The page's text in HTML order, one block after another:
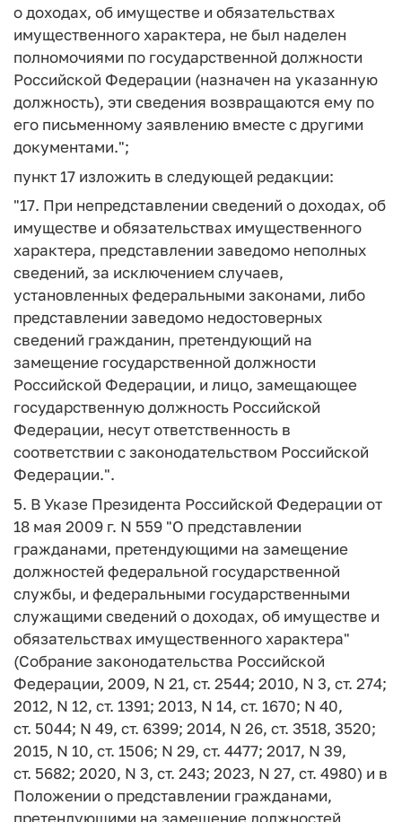
о доходах, об имуществе и обязательствах
имущественного характера, не был наделен
полномочиями по государственной должности
Российской Федерации (назначен на указанную
должность), эти сведения возвращаются ему по
его письменному заявлению вместе с другими
документами.";
пункт 17 изложить в следующей редакции:
"17. При непредставлении сведений о доходах, об
имуществе и обязательствах имущественного
характера, представлении заведомо неполных
сведений, за исключением случаев,
установленных федеральными законами, либо
представлении заведомо недостоверных
сведений гражданин, претендующий на
замещение государственной должности
Российской Федерации, и лицо, замещающее
государственную должность Российской
Федерации, несут ответственность в
соответствии с законодательством Российской
Федерации.".
5. В Указе Президента Российской Федерации от
18 мая 2009 г. N 559 "О представлении
гражданами, претендующими на замещение
должностей федеральной государственной
службы, и федеральными государственными
служащими сведений о доходах, об имуществе и
обязательствах имущественного характера"
(Собрание законодательства Российской
Федерации, 2009, N 21, ст. 2544; 2010, N 3, ст. 274;
2012, N 12, ст. 1391; 2013, N 14, ст. 1670; N 40,
ст. 5044; N 49, ст. 6399; 2014, N 26, ст. 3518, 3520;
2015, N 10, ст. 1506; N 29, ст. 4477; 2017, N 39,
ст. 5682; 2020, N 3, ст. 243; 2023, N 27, ст. 4980) и в
Положении о представлении гражданами,
претендующими на замещение должностей